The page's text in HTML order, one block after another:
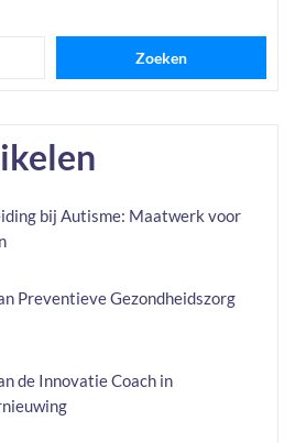
Zoeken
bij Autisme: Maatwerk voor
Preventieve Gezondheidszorg
de Innovatie Coach in